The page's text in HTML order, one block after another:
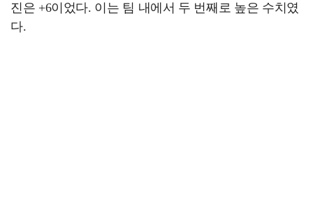
진은 +6이었다. 이는 팀 내에서 두 번째로 높은 수치였
다.